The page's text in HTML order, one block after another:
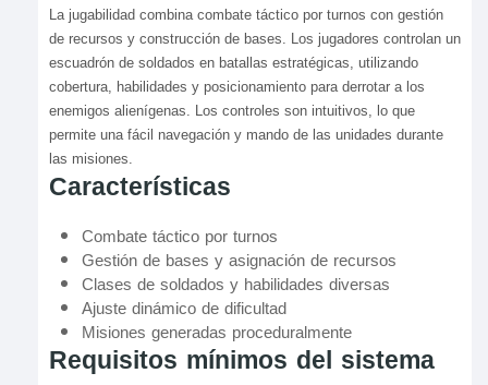
La jugabilidad combina combate táctico por turnos con gestión
de recursos y construcción de bases. Los jugadores controlan un
escuadrón de soldados en batallas estratégicas, utilizando
cobertura, habilidades y posicionamiento para derrotar a los
enemigos alienígenas. Los controles son intuitivos, lo que
permite una fácil navegación y mando de las unidades durante
las misiones.
Características
Combate táctico por turnos
Gestión de bases y asignación de recursos
Clases de soldados y habilidades diversas
Ajuste dinámico de dificultad
Misiones generadas proceduralmente
Requisitos mínimos del sistema